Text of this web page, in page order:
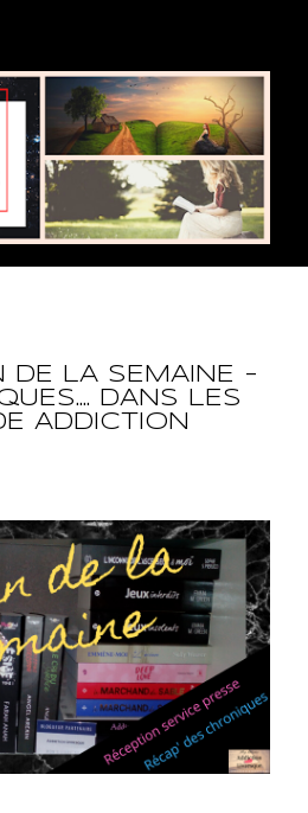
DE LA SEMAINE -
DANS LES
ADDICTION